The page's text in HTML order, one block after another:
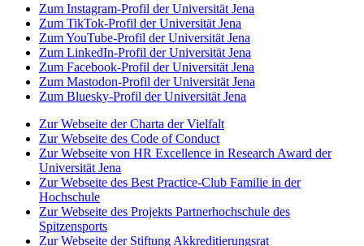
Zum Instagram-Profil der Universität Jena
Zum TikTok-Profil der Universität Jena
Zum YouTube-Profil der Universität Jena
Zum LinkedIn-Profil der Universität Jena
Zum Facebook-Profil der Universität Jena
Zum Mastodon-Profil der Universität Jena
Zum Bluesky-Profil der Universität Jena
Zur Webseite der Charta der Vielfalt
Zur Webseite des Code of Conduct
Zur Webseite von HR Excellence in Research Award der
Universität Jena
Zur Webseite des Best Practice-Club Familie in der
Hochschule
Zur Webseite des Projekts Partnerhochschule des
Spitzensports
Zur Webseite der Stiftung Akkreditierungsrat